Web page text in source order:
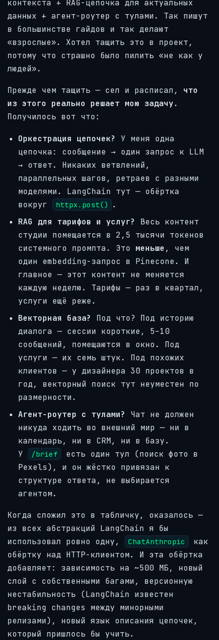
контекста + RAG-цепочка для актуальных
данных + агент-роутер с тулами. Так пишут
в большинстве гайдов и так делают
«взрослые». Хотел тащить это в проект,
потому что страшно было пилить «не как у
людей».
Прежде чем тащить — сел и расписал, что
из этого реально решает мою задачу.
Получилось вот что:
Оркестрация цепочек?
У меня одна
цепочка: сообщение → один запрос к LLM
→ ответ. Никаких ветвлений,
параллельных шагов, ретраев с разными
моделями. LangChain тут — обёртка
вокруг
httpx.post()
.
RAG для тарифов и услуг?
Весь контент
студии помещается в 2,5 тысячи токенов
системного промпта. Это меньше , чем
один embedding-запрос в Pinecone. И
главное — этот контент не меняется
каждую неделю. Тарифы — раз в квартал,
услуги ещё реже.
Векторная база?
Под что? Под историю
диалога — сессии короткие, 5–10
сообщений, помещаются в окно. Под
услуги — их семь штук. Под похожих
клиентов — у дизайнера 30 проектов в
год, векторный поиск тут неуместен по
размерности.
Агент-роутер с тулами?
Чат не должен
никуда ходить во внешний мир — ни в
календарь, ни в CRM, ни в базу.
У
/brief
есть один тул (поиск фото в
Pexels), и он жёстко привязан к
структуре ответа, не выбирается
агентом.
Когда сложил это в табличку, оказалось —
из всех абстракций LangChain я бы
использовал ровно одну,
ChatAnthropic
как
обёртку над HTTP-клиентом. И эта обёртка
добавляет: зависимость на ~500 МБ, новый
слой с собственными багами, версионную
нестабильность (LangChain известен
breaking changes между минорными
релизами), новый язык описания цепочек,
который пришлось бы учить.